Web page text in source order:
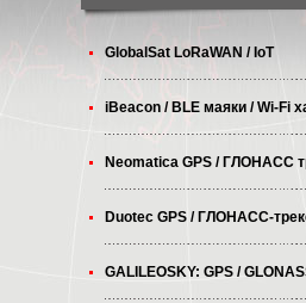
GlobalSat LoRaWAN / IoT
iBeacon / BLE маяки / Wi-Fi
Neomatica GPS / ГЛОНАСС
Duotec GPS / ГЛОНАСС-
GALILEOSKY: GPS /